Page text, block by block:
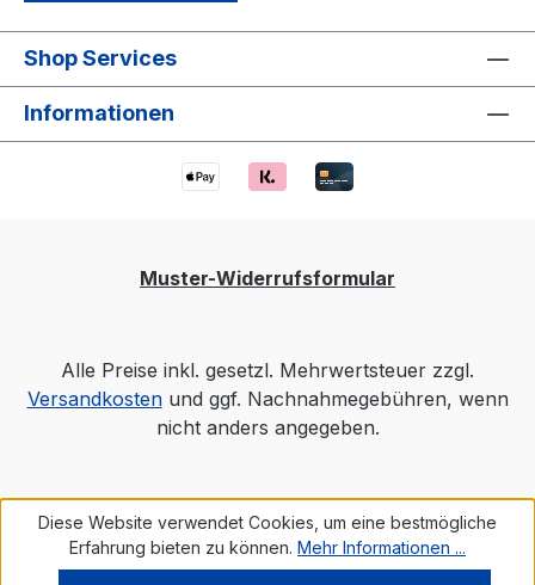
Shop Services
Informationen
Muster-Widerrufsformular
Alle Preise inkl. gesetzl. Mehrwertsteuer zzgl.
Versandkostenund ggf. Nachnahmegebühren, wenn
nicht anders angegeben.
Diese Website verwendet Cookies, um eine bestmögliche
Erfahrung bieten zu können. Mehr Informationen ...